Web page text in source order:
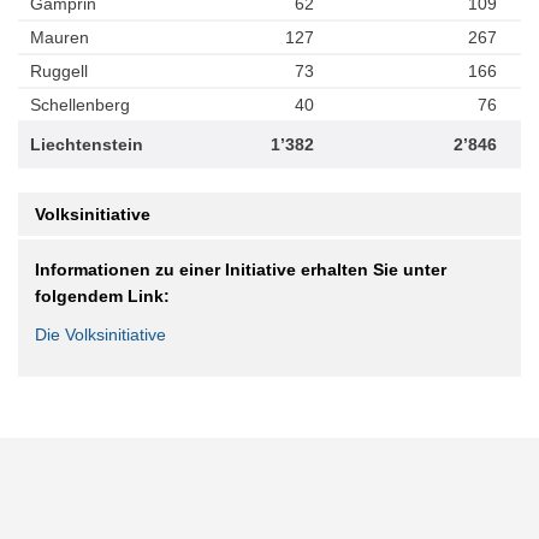
Gamprin 62
109
Mauren
127
267
Ruggell
73
166
Schellenberg
40 76
Liechtenstein 1’382 2’846
Volksinitiative
Informationen zu einer Initiative erhalten Sie unter
folgendem Link:
Die Volksinitiative